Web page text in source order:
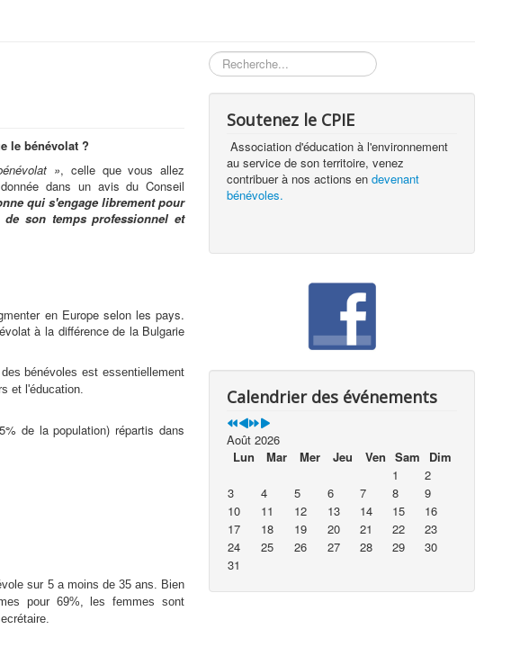
le bénévolat ?
», celle que vous allez
dans un avis du Conseil
qui s'engage librement pour
son temps professionnel et
en Europe selon les pays.
à la différence de la Bulgarie
bénévoles est essentiellement
et l'éducation.
de la population) répartis dans
sur 5 a moins de 35 ans. Bien
pour 69%, les femmes sont
Rechercher
Soutenez le CPIE
Association d'éducation à l'environnement
au service de son territoire, venez
contribuer à nos actions endevenant
bénévoles.
Calendrier des événements
Août 2026
Lun
Mar Mer Jeu Ven Sam
Dim
1
2
3
4 5 6 7 8
9
10
11 12 13 14 15
16
17
18 19 20 21 22
23
24
25 26 27 28 29
30
31